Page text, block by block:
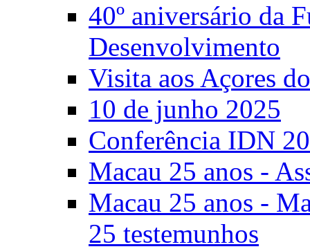
40º aniversário da
Desenvolvimento
Visita aos Açores
10 de junho 2025
Conferência IDN
Macau 25 anos -
Macau 25 anos -
25 testemunhos